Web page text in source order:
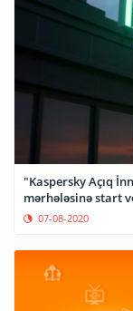
"Kaspersky Açıq
mərhələsinə start
07-08-2020